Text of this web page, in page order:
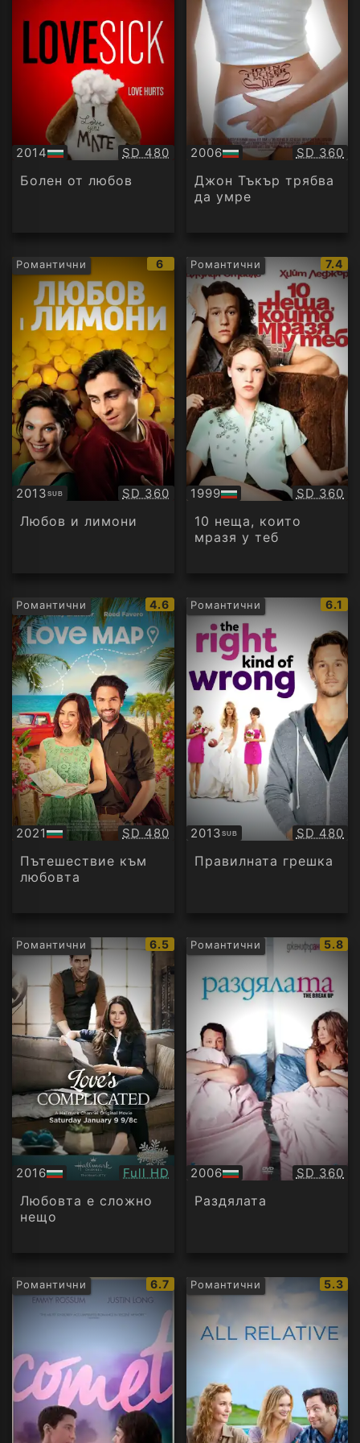
2014
БГ
аудио
Качество:
SD 480
Болен от любов
2006
БГ
аудио
SD 360
Джон Тъкър трябва
да умре
Романтични
IMDb
рейтинг:
6
2013SUB
Субтитри Качество:
SD 360
Любов и лимони
Романтични
IMDb
7.4
1999
БГ
аудио
SD 360
10 неща, които
мразя у теб
Романтични
IMDb
рейтинг:
4.6
2021
БГ
аудио
Качество:
SD 480
Пътешествие към
любовта
Романтични
IMDb
6.1
2013SUB
Субтитри SD 480
Правилната грешка
Романтични
IMDb
рейтинг:
6.5
2016
БГ
аудио
Качество:
Full HD
Любовта е сложно
нещо
Романтични
IMDb
5.8
2006
БГ
аудио
SD 360
Раздялата
Романтични
IMDb
рейтинг:
6.7 Романтични
IMDb
5.3